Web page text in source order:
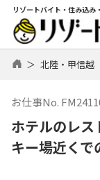
リゾートバイト・住み込み
北陸・甲信越
お仕事No.
ホテルのレ
キー場近くで